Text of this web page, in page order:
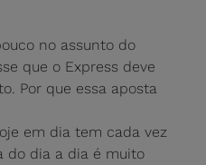
no assunto do
que o Express deve
Por que essa aposta
em dia tem cada vez
do dia a dia é muito